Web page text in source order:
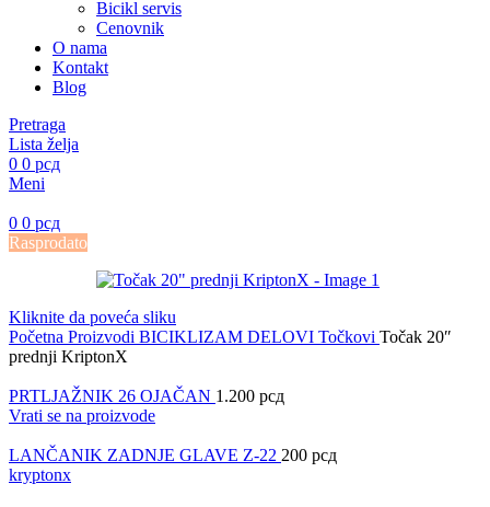
Bicikl servis
Cenovnik
O nama
Kontakt
Blog
Pretraga
Lista želja
0 0 рсд
Meni
0 0 рсд
Rasprodato
Kliknite da poveća sliku
Početna Proizvodi BICIKLIZAM DELOVI Točkovi Točak 20″
prednji KriptonX
PRTLJAŽNIK 26 OJAČAN 1.200 рсд
Vrati se na proizvode
LANČANIK ZADNJE GLAVE Z-22 200 рсд
kryptonx